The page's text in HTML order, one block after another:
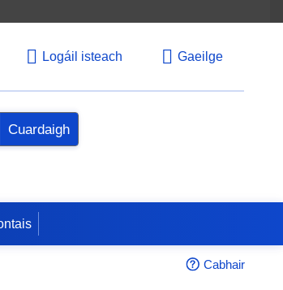
Logáil isteach Gaeilge
Cuardaigh
Cabhair